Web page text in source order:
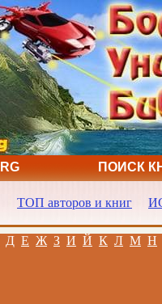
ПОИСК
ТОП авторов и книг
Д Е Ж З И Й К Л М Н